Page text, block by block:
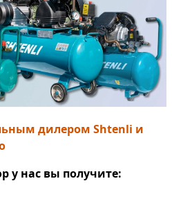
дилером Shtenli и
у нас вы получите: